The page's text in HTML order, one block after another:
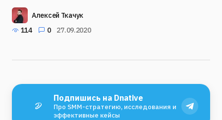
Алексей Ткачук
114
0 27.09.2020
Подпишись на Dnative
Про SMM-стратегию, исследования и
эффективные кейсы